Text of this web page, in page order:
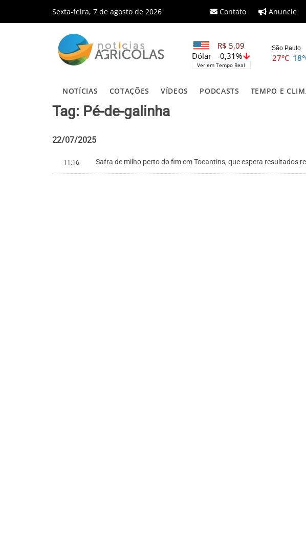
Sexta-feira, 7 de agosto de 2026 Contato Anuncie
R$ 5,09
-0,31%
Dólar
Ver em Tempo Real
27°C
NOTÍCIAS COTAÇÕES VÍDEOS PODCASTS TEMPO E
Tag: Pé-de-galinha
22/07/2025
11:16 Safra de milho perto do fim em Tocantins, que espera resultados